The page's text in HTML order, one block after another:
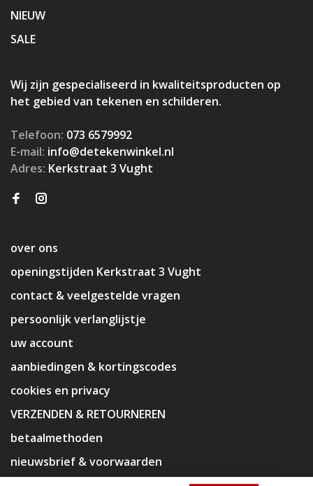
NIEUW
SALE
Wij zijn gespecialiseerd in kwaliteitsproducten op
het gebied van tekenen en schilderen.
Telefoon: 073 6579992
E-mail: info@detekenwinkel.nl
Adres: Kerkstraat 3 Vught
over ons
openingstijden Kerkstraat 3 Vught
contact & veelgestelde vragen
persoonlijk verlanglijstje
uw account
aanbiedingen & kortingscodes
cookies en privacy
VERZENDEN & RETOURNEREN
betaalmethoden
nieuwsbrief & voorwaarden